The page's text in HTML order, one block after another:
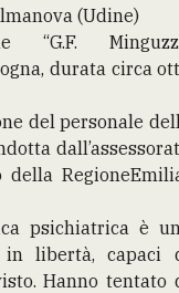
(Udine)
“G.F.
durata circa
del personale
psichiatrica è
in libertà, capaci
Hanno tentato